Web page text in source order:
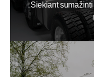
Siekiant